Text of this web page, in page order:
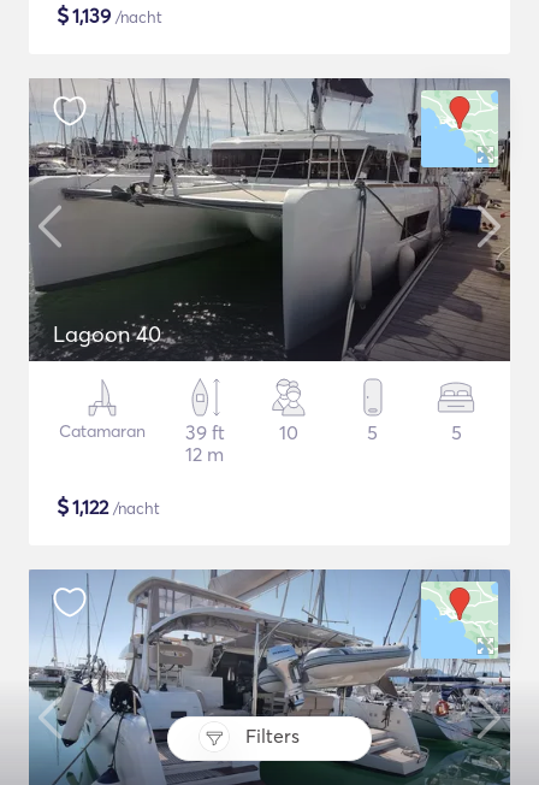
Filters
$1,139 /nacht
Lagoon 40
Catamaran
39 ft
12 m
10 5 5
$1,122/nacht